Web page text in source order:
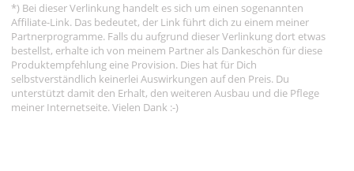
*) Bei dieser Verlinkung handelt es sich um einen sogenannten
Affiliate-Link. Das bedeutet, der Link führt dich zu einem meiner
Partnerprogramme. Falls du aufgrund dieser Verlinkung dort etwas
bestellst, erhalte ich von meinem Partner als Dankeschön für diese
Produktempfehlung eine Provision. Dies hat für Dich
selbstverständlich keinerlei Auswirkungen auf den Preis. Du
unterstützt damit den Erhalt, den weiteren Ausbau und die Pflege
meiner Internetseite. Vielen Dank :-)